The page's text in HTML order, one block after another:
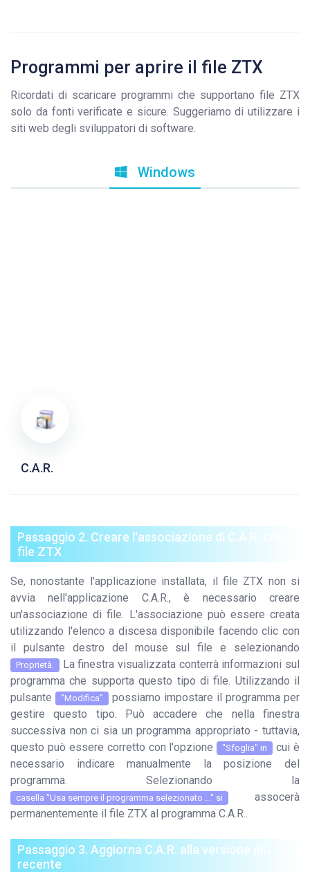
Programmi per aprire il file ZTX
Ricordati di scaricare programmi che supportano file ZTX
solo da fonti verificate e sicure. Suggeriamo di utilizzare i
siti web degli sviluppatori di software.
Windows
C.A.R.
Passaggio 2. Creare l'associazione di C.A.R. con i
file ZTX
Se, nonostante l'applicazione installata, il file ZTX non si
avvia nell'applicazione C.A.R., è necessario creare
un'associazione di file. L'associazione può essere creata
utilizzando l'elenco a discesa disponibile facendo clic con
il pulsante destro del mouse sul file e selezionando
Proprietà.
La finestra visualizzata conterrà informazioni sul
programma che supporta questo tipo di file. Utilizzando il
pulsante
"Modifica"
possiamo impostare il programma per
gestire questo tipo. Può accadere che nella finestra
successiva non ci sia un programma appropriato - tuttavia,
questo può essere corretto con l'opzione "Sfoglia" in
cui è
necessario indicare manualmente la posizione del
programma. Selezionando la
casella "Usa sempre il programma selezionato ..." si
assocerà
permanentemente il file ZTX al programma C.A.R..
Passaggio 3. Aggiorna C.A.R. alla versione più
recente